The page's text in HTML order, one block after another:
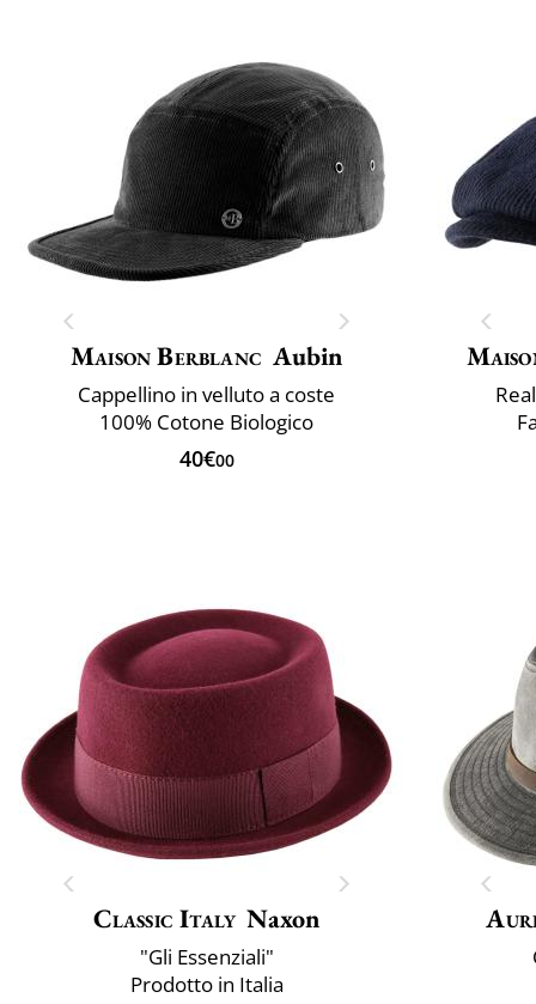
Maison Berblanc Aubin
Cappellino in velluto a coste
100% Cotone Biologico
40€00
Classic Italy Naxon
"Gli Essenziali"
Prodotto in Italia